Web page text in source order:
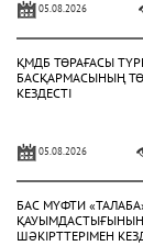
05.08.2026
ҚМДБ ТӨРАҒАСЫ
БАСҚАРМАСЫНЫҢ
КЕЗДЕСТІ
05.08.2026
БАС МҮФТИ
ҚАУЫМДАСТЫҒЫНЫҢ
ШӘКІРТТЕРІМЕН